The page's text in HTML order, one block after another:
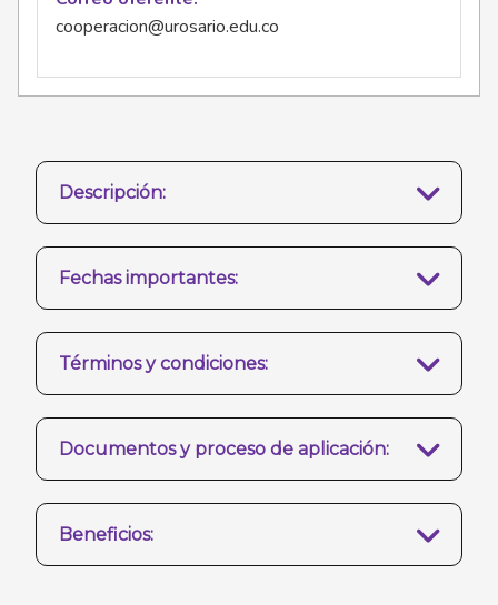
cooperacion@urosario.edu.co
Descripción:
Fechas importantes:
Términos y condiciones:
Documentos y proceso de aplicación:
Beneficios: